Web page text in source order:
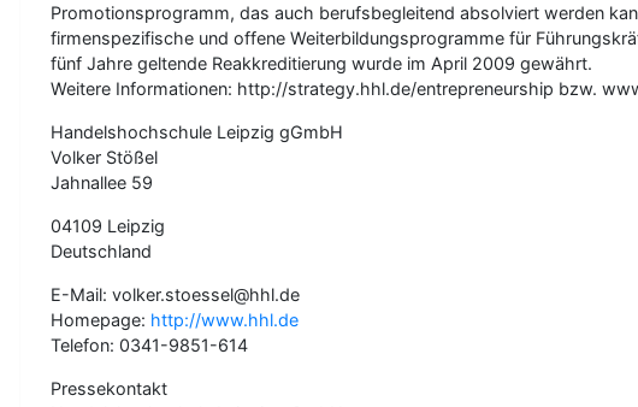
Promotionsprogramm, das auch berufsbegleitend absolviert werden
firmenspezifische und offene Weiterbildungsprogramme für
fünf Jahre geltende Reakkreditierung wurde im April 2009 gewährt.
Weitere Informationen: http://strategy.hhl.de/entrepreneurship bzw.
Handelshochschule Leipzig gGmbH
Volker Stößel
Jahnallee 59
04109 Leipzig
Deutschland
E-Mail: volker.stoessel@hhl.de
Homepage: http://www.hhl.de
Telefon: 0341-9851-614
Pressekontakt